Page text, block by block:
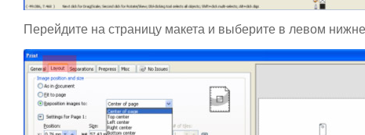
Перейдите на страницу макета и выберите в левом